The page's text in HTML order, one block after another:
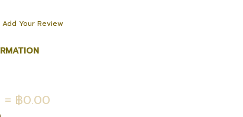
Add Your Review
= ฿0.00